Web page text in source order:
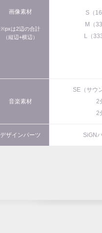
画像素材
※pxは2辺の合計
（縦辺+横辺）
S（
M（
L（
音楽素材
SE（サウ
2
2
デザインパーツ SiGN